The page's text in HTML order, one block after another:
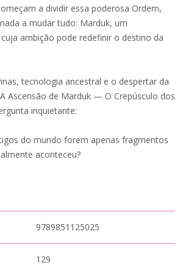
a dividir essa poderosa Ordem,
a mudar tudo: Marduk, um
ambição pode redefinir o destino da
tecnologia ancestral e o despertar da
Ascensão de Marduk — O Crepúsculo dos
inquietante:
do mundo forem apenas fragmentos
aconteceu?
9789851125025
129